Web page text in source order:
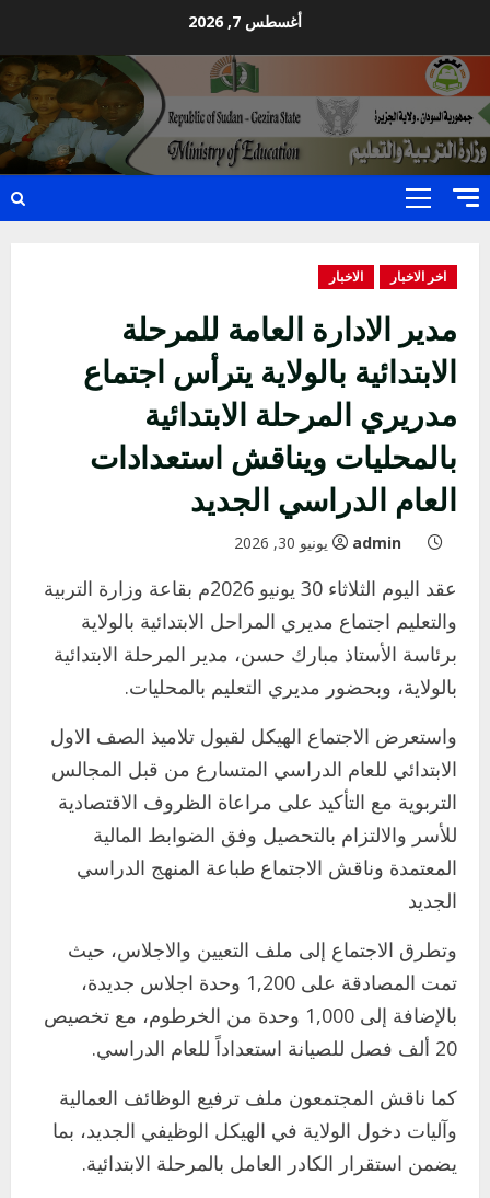
content
أغسطس 7, 2026
Primary
اخر الاخبار الاخبار
مدير الادارة العامة للمرحلة
الابتدائية بالولاية يترأس اجتماع
مدريري المرحلة الابتدائية
بالمحليات ويناقش استعدادات
العام الدراسي الجديد
admin يونيو 30, 2026
عقد اليوم الثلاثاء 30 يونيو 2026م بقاعة وزارة التربية
والتعليم اجتماع مديري المراحل الابتدائية بالولاية
برئاسة الأستاذ مبارك حسن، مدير المرحلة الابتدائية
بالولاية، وبحضور مديري التعليم بالمحليات.
واستعرض الاجتماع الهيكل لقبول تلاميذ الصف الاول
الابتدائي للعام الدراسي المتسارع من قبل المجالس
التربوية مع التأكيد على مراعاة الظروف الاقتصادية
للأسر والالتزام بالتحصيل وفق الضوابط المالية
المعتمدة وناقش الاجتماع طباعة المنهج الدراسي
الجديد
وتطرق الاجتماع إلى ملف التعيين والاجلاس، حيث
تمت المصادقة على 1,200 وحدة اجلاس جديدة،
بالإضافة إلى 1,000 وحدة من الخرطوم، مع تخصيص
20 ألف فصل للصيانة استعداداً للعام الدراسي.
كما ناقش المجتمعون ملف ترفيع الوظائف العمالية
وآليات دخول الولاية في الهيكل الوظيفي الجديد، بما
يضمن استقرار الكادر العامل بالمرحلة الابتدائية.
اخر الاخبار
التعليم الخاص بمحلية ودمدني الكبرى
يعلن تخفيض الرسوم الدراسية لهذا العام